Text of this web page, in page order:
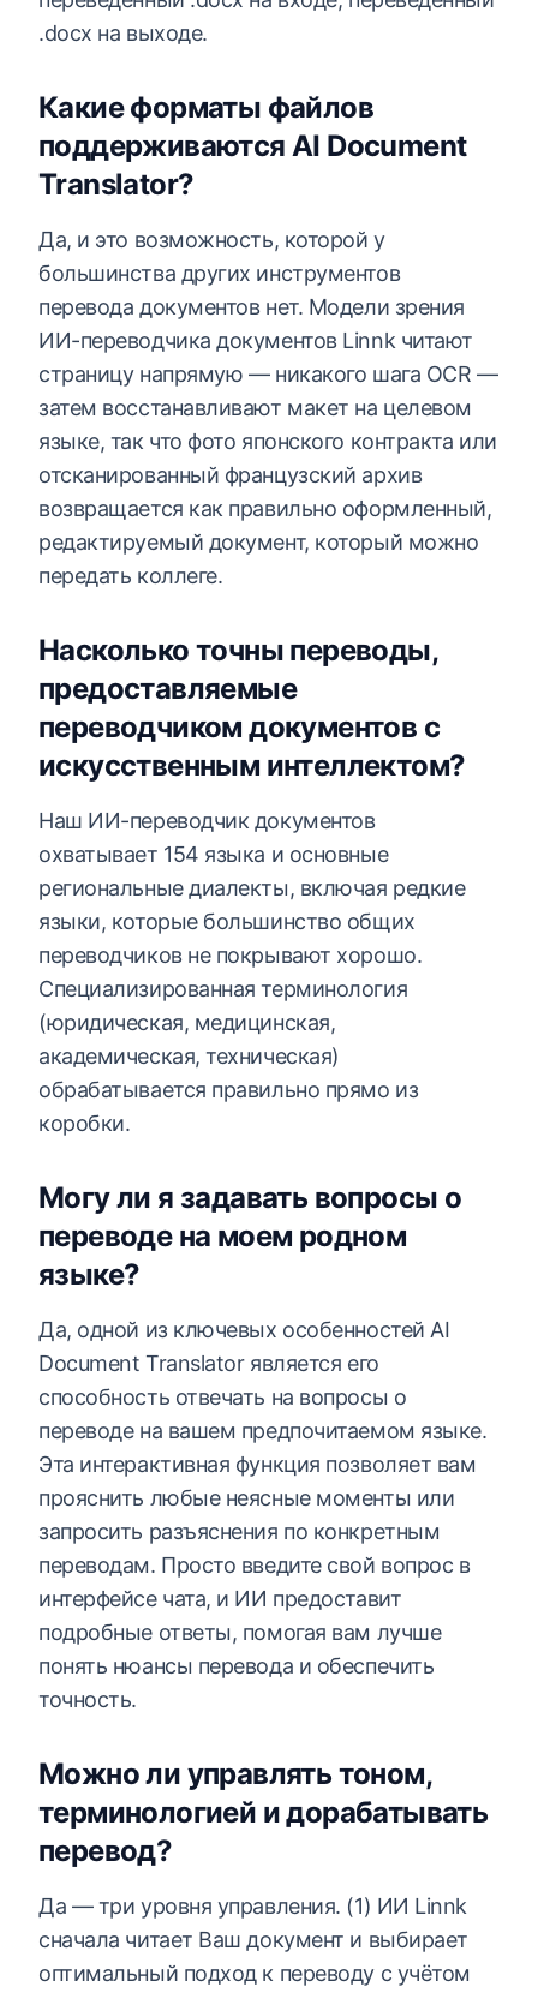
.docx на выходе.
Какие форматы файлов
поддерживаются AI Document
Translator?
Да, и это возможность, которой у
большинства других инструментов
перевода документов нет. Модели зрения
ИИ-переводчика документов Linnk читают
страницу напрямую — никакого шага OCR —
затем восстанавливают макет на целевом
языке, так что фото японского контракта или
отсканированный французский архив
возвращается как правильно оформленный,
редактируемый документ, который можно
передать коллеге.
Насколько точны переводы,
предоставляемые
переводчиком документов с
искусственным интеллектом?
Наш ИИ-переводчик документов
охватывает 154 языка и основные
региональные диалекты, включая редкие
языки, которые большинство общих
переводчиков не покрывают хорошо.
Специализированная терминология
(юридическая, медицинская,
академическая, техническая)
обрабатывается правильно прямо из
коробки.
Могу ли я задавать вопросы о
переводе на моем родном
языке?
Да, одной из ключевых особенностей AI
Document Translator является его
способность отвечать на вопросы о
переводе на вашем предпочитаемом языке.
Эта интерактивная функция позволяет вам
прояснить любые неясные моменты или
запросить разъяснения по конкретным
переводам. Просто введите свой вопрос в
интерфейсе чата, и ИИ предоставит
подробные ответы, помогая вам лучше
понять нюансы перевода и обеспечить
точность.
Можно ли управлять тоном,
терминологией и дорабатывать
перевод?
Да — три уровня управления. (1) ИИ Linnk
сначала читает Ваш документ и выбирает
оптимальный подход к переводу с учётом